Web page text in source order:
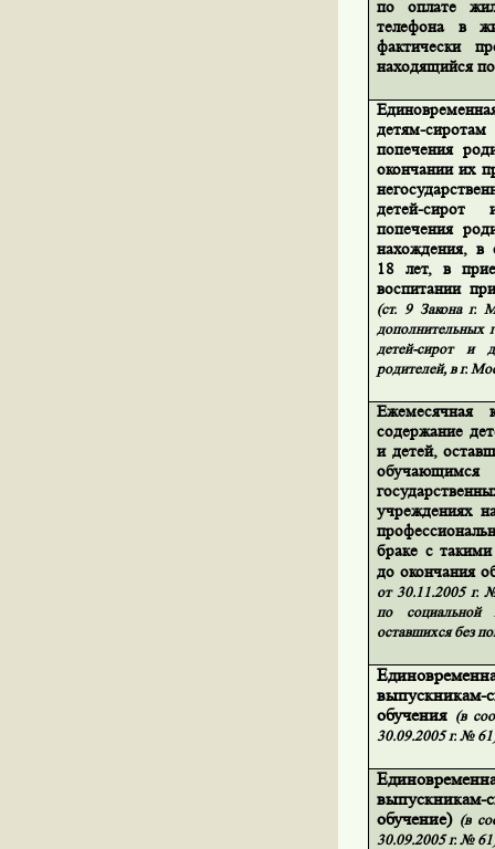
по оплате
телефона в
фактически
находящийся
детям-
попечения
окончании их
детей-
попечения
нахождения, в
18 лет, в
воспитании
(ст. 9 Закона г.
дополнительных
детей-сирот и
родителей, в г.
Ежемесячная
содержание
и детей,
учреждениях
браке с
до окончания
от 30.11.2005 г.
по социальной
оставшихся без
обучения (в
30.09.2005 г. №
обучение) (в
30.09.2005 г. №